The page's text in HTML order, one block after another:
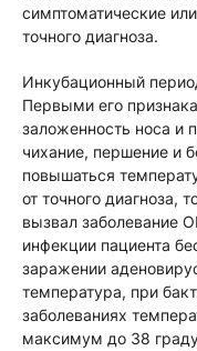
симптоматические
точного диагноза.
Инкубационный
Первыми его
заложенность носа и
чихание, першение и
повышаться
от точного диагноза,
вызвал заболевание
инфекции пациента
заражении
температура, при
заболеваниях
максимум до 38